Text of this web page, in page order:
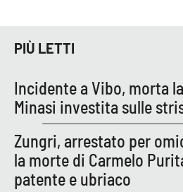
Catanzarochannel.it
APP
Android
PIÙ LETTI
Incidente a Vibo, morta
Minasi investita sulle
Zungri, arrestato per
la morte di Carmelo
patente e ubriaco